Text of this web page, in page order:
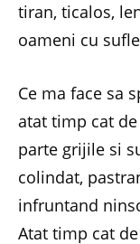
tiran, ticalos,
oameni cu
Ce ma face sa
atat timp cat
parte grijile si
colindat,
infruntand
Atat timp cat